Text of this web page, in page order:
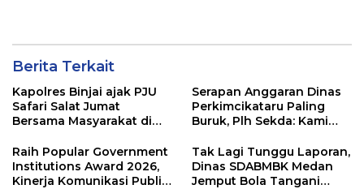
Berita Terkait
Kapolres Binjai ajak PJU
Safari Salat Jumat
Bersama Masyarakat di
Serapan Anggaran Dinas
Perkimcikataru Paling
Buruk, Plh Sekda: Kami
Raih Popular Government
Institutions Award 2026,
Kinerja Komunikasi Publik
Tak Lagi Tunggu Laporan,
Dinas SDABMBK Medan
Jemput Bola Tangani